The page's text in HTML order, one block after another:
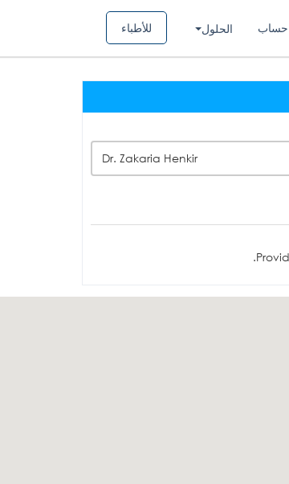
للأطباء الحلول حساب
Dr. Zakaria Henkir